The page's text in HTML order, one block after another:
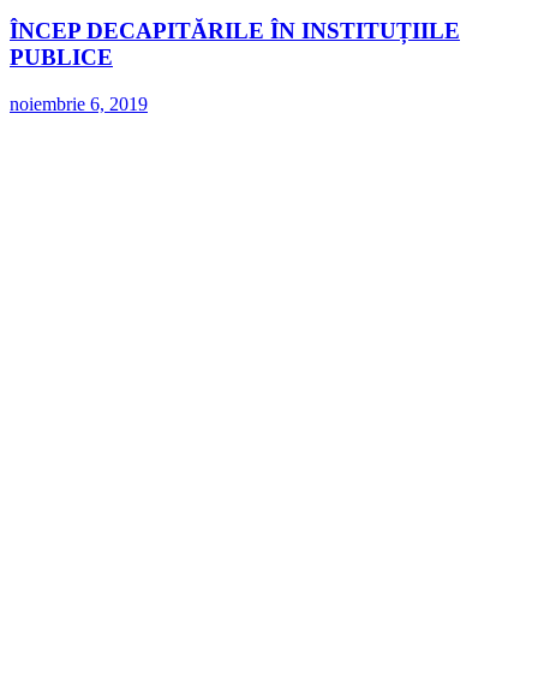
ÎNCEP DECAPITĂRILE ÎN INSTITUȚIILE
PUBLICE
noiembrie 6, 2019